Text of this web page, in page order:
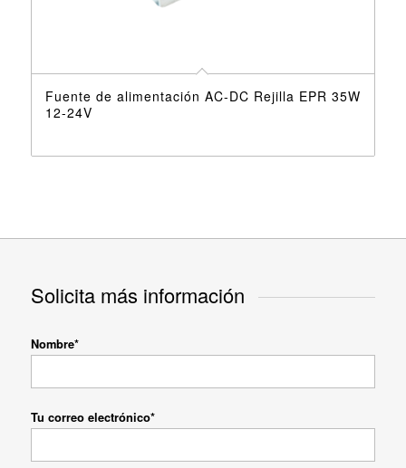
Fuente de alimentación AC-DC Rejilla EPR 35W
12-24V
Solicita más información
Nombre*
Tu correo electrónico*